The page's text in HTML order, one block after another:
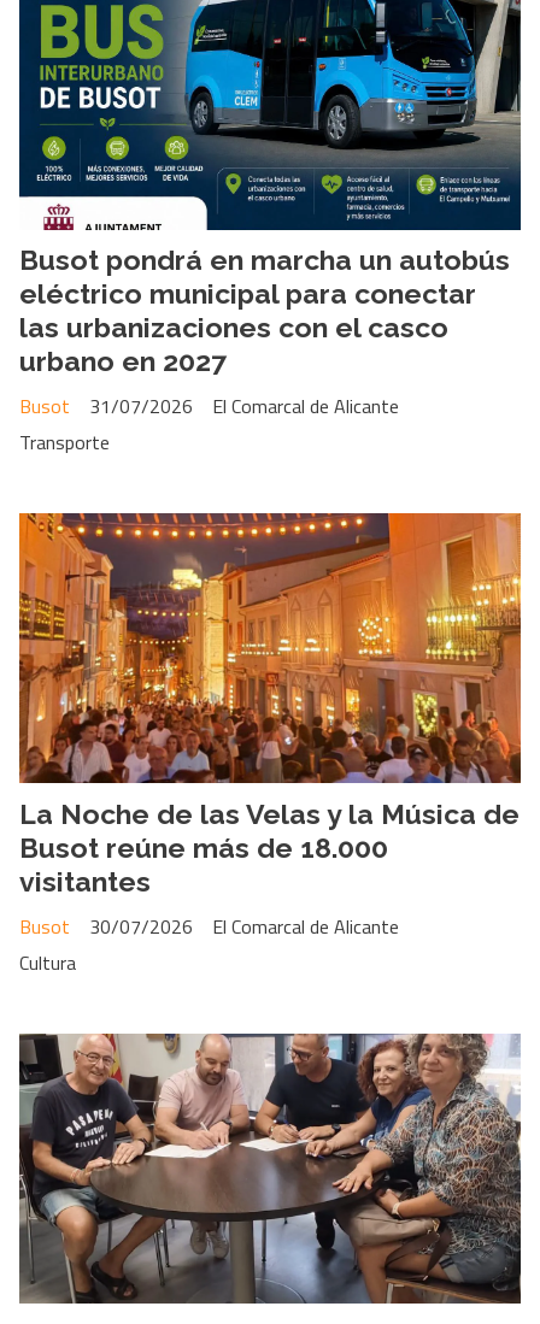
Busot pondrá en marcha un autobús
eléctrico municipal para conectar
las urbanizaciones con el casco
urbano en 2027
El Comarcal de Alicante
Busot
31/07/2026
Transporte
La Noche de las Velas y la Música de
Busot reúne más de 18.000
visitantes
El Comarcal de Alicante
Busot
30/07/2026
Cultura